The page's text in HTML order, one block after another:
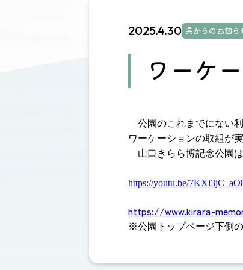
2025.4.30 県からのお知ら
ワーケ
公園のこれまでにない
ワーケーションの取組が
山口きらら博記念公園
https://youtu.be/
https://www.kirara-
※公園トップページ下側の